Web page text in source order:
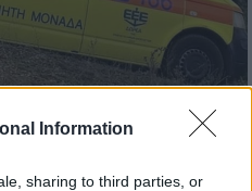
Information
sharing to third parties, or
ΕΘΝΟΣ στη Google